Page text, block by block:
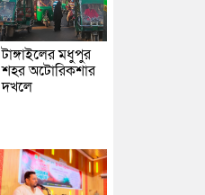
টাঙ্গাইলের মধুপুর
শহর অটোরিকশার
দখলে